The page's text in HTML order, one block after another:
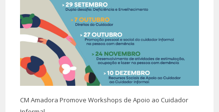
CM Amadora Promove Workshops de Apoio ao Cuidador